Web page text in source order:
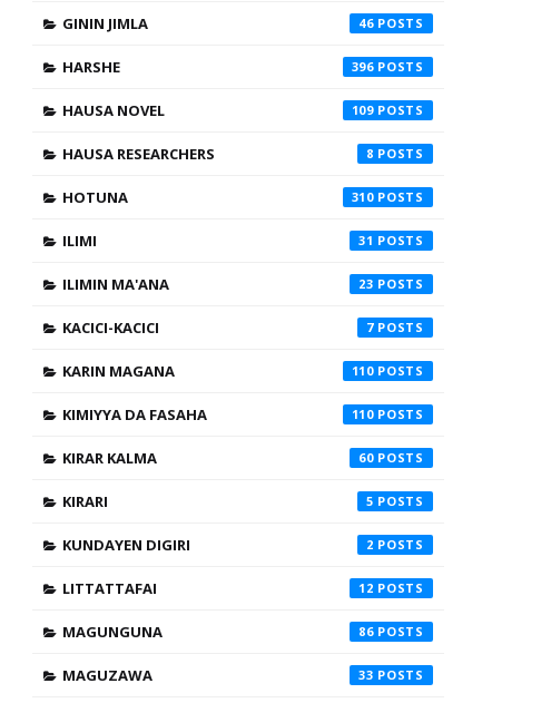
GININ JIMLA 46
HARSHE 396
HAUSA NOVEL 109
HAUSA RESEARCHERS 8
HOTUNA 310
ILIMI 31
ILIMIN MA'ANA 23
KACICI-KACICI 7
KARIN MAGANA 110
KIMIYYA DA FASAHA 110
KIRAR KALMA 60
KIRARI 5
KUNDAYEN DIGIRI 2
LITTATTAFAI 12
MAGUNGUNA 86
MAGUZAWA 33